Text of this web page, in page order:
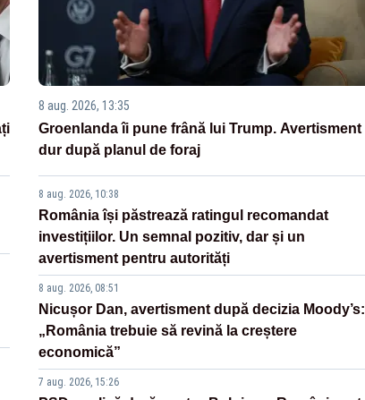
8 aug. 2026, 13:35
Groenlanda îi pune frână lui Trump. Avertisment
dur după planul de foraj
8 aug. 2026, 10:38
România își păstrează ratingul recomandat
investițiilor. Un semnal pozitiv, dar și un
avertisment pentru autorități
8 aug. 2026, 08:51
Nicușor Dan, avertisment după decizia Moody’s:
„România trebuie să revină la creștere
economică”
7 aug. 2026, 15:26